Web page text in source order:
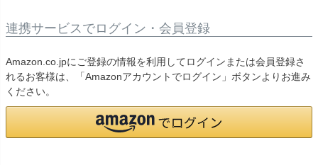
連携サービスでログイン・会員登録
Amazon.co.jpにご登録の情報を利用してログインまたは会員登録さ
れるお客様は、「Amazonアカウントでログイン」ボタンよりお進み
ください。